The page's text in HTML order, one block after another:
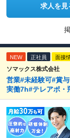
求人を見
NEW 正社員 面接
ソマックス株式会社
営業#未経験可#賞
実働7h#テレアポ・